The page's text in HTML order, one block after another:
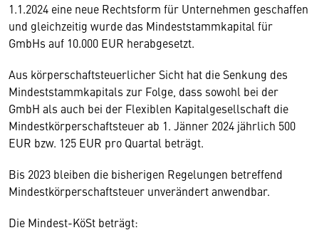
1.1.2024 eine neue Rechtsform für Unternehmen geschaffen
und gleichzeitig wurde das Mindeststammkapital für
GmbHs auf 10.000 EUR herabgesetzt.
Aus körperschaftsteuerlicher Sicht hat die Senkung des
Mindeststammkapitals zur Folge, dass sowohl bei der
GmbH als auch bei der Flexiblen Kapitalgesellschaft die
Mindestkörperschaftsteuer ab 1. Jänner 2024 jährlich 500
EUR bzw. 125 EUR pro Quartal beträgt.
Bis 2023 bleiben die bisherigen Regelungen betreffend
Mindestkörperschaftsteuer unverändert anwendbar.
Die Mindest-KöSt beträgt: